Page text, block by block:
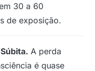
30 a 60
de exposição.
A perda
é quase